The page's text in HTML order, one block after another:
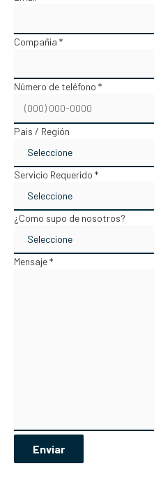
Compañia *
Número de teléfono *
Pais / Región
Servicio Requerido *
¿Como supo de nosotros?
Mensaje *